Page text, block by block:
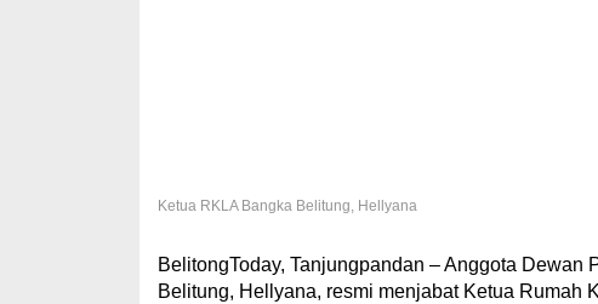
Ketua RKLA Bangka Belitung, Hellyana
BelitongToday, Tanjungpandan – Anggota
Belitung, Hellyana, resmi menjabat Ketua Rumah